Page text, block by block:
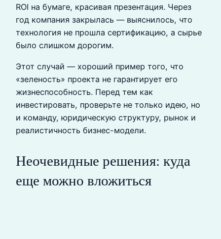
ROI на бумаге, красивая презентация. Через
год компания закрылась — выяснилось, что
технология не прошла сертификацию, а сырье
было слишком дорогим.
Этот случай — хороший пример того, что
«зеленость» проекта не гарантирует его
жизнеспособность. Перед тем как
инвестировать, проверьте не только идею, но
и команду, юридическую структуру, рынок и
реалистичность бизнес-модели.
Неочевидные решения: куда
еще можно вложиться